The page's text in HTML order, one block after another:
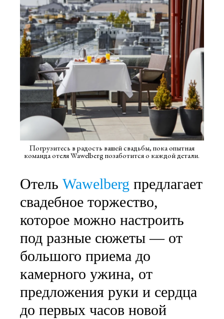
Погрузитесь в радость вашей свадьбы, пока опытная
команда отеля Wawelberg позаботится о каждой детали.
ОтельWawelberg предлагает
свадебное торжество,
которое можно настроить
под разные сюжеты — от
большого приема до
камерного ужина, от
предложения руки и сердца
до первых часов новой